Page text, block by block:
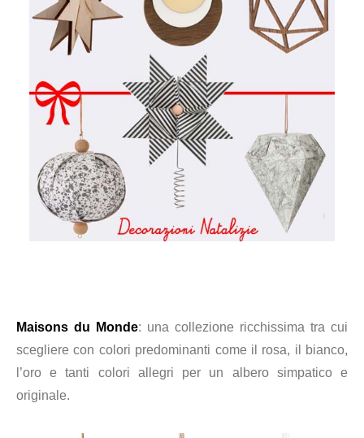
Maisons du Monde: una collezione ricchissima tra cui
scegliere con colori predominanti come il rosa, il bianco,
l’oro e tanti colori allegri per un albero simpatico e
originale.